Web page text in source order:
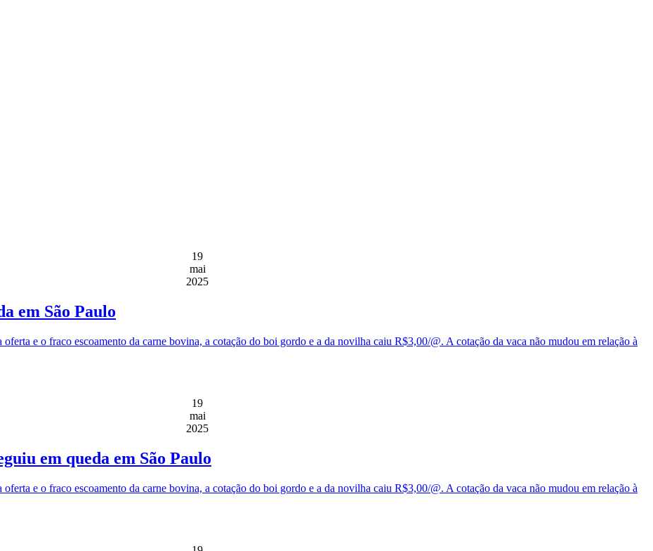
19
mai
2025
em São Paulo
e o fraco escoamento da carne bovina, a cotação do boi gordo e a da novilha caiu R$3,00/@. A cotação da vaca não mudou em relação à
19
mai
2025
em queda em São Paulo
e o fraco escoamento da carne bovina, a cotação do boi gordo e a da novilha caiu R$3,00/@. A cotação da vaca não mudou em relação à